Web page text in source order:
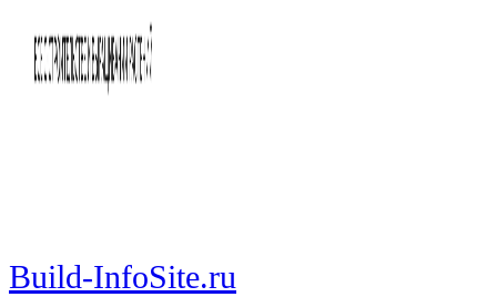
Build-InfoSite.ru